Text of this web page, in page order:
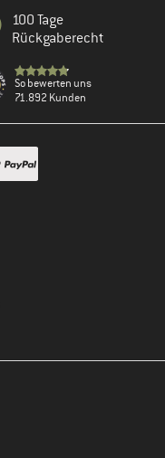
100 Tage
Rückgaberecht
So bewerten uns
71.892 Kunden